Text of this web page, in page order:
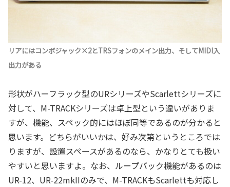
リアにはコンボジャック×2とTRSフォンのメイン出力、そしてMIDI入
出力がある
形状がハーフラック型のURシリーズやScarlettシリーズに
対して、M-TRACKシリーズは卓上型という違いがありま
すが、機能、スペック的にはほぼ同等であるのが分かると
思います。どちらがいいかは、好み次第というところでは
りますが、設置スペースがあるのなら、かなりとても扱い
やすいと思いますよ。なお、ループバック機能があるのは
UR-12、UR-22mkIIのみで、M-TRACKもScarlettも対応し